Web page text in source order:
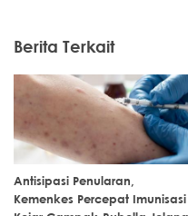
Berita Terkait
Antisipasi Penularan,
Kemenkes Percepat Imunisasi